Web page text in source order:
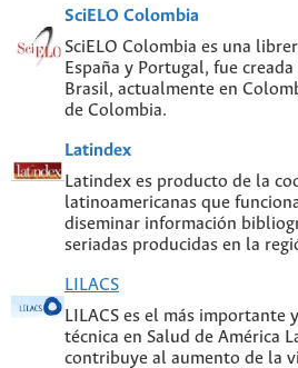
SciELO Colombia
SciELO Colombia es una
España y Portugal, fue
Brasil, actualmente en
de Colombia.
Latindex
Latindex es producto de la
latinoamericanas que
diseminar información
seriadas producidas en la
LILACS
LILACS es el más
técnica en Salud de América
contribuye al aumento de la